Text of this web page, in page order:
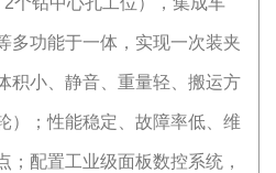
多功能于一体，实现一次装夹
积小、静音、重量轻、搬运方
）；性能稳定、故障率低、维
；配置工业级面板数控系统，